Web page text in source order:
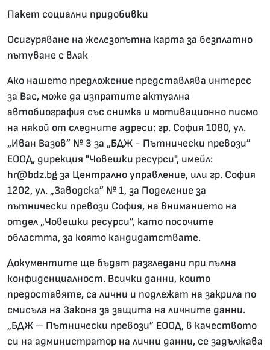
Пакет социални придобивки
Осигуряване на железопътна карта за безплатно
пътуване с влак
Ако нашето предложение представлява интерес
за Вас, може да изпратите актуална
автобиография със снимка и мотивационно писмо
на някой от следните адреси: гр. София 1080, ул.
„Иван Вазов” № 3 за „БДЖ - Пътнически превози”
ЕООД, дирекция "Човешки ресурси", имейл:
hr@bdz.bg за Централно управление, или гр. София
1202, ул. „Заводска” № 1, за Поделение за
пътнически превози София, на вниманието на
отдел „Човешки ресурси”, като посочите
областта, за която кандидатствате.
Документите ще бъдат разгледани при пълна
конфиденциалност. Всички данни, които
предоставяте, са лични и подлежат на закрила по
смисъла на Закона за защита на личните данни.
„БДЖ – Пътнически превози” ЕООД, в качеството
си на администратор на лични данни, се задължава